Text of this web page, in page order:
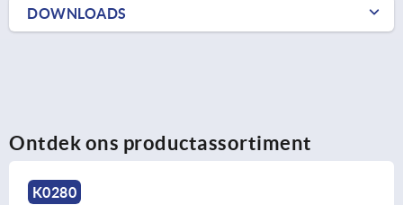
DOWNLOADS
Ontdek ons productassortiment
K0280